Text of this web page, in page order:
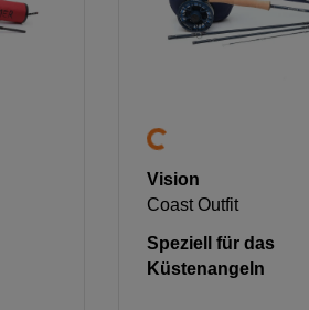
Vision
Coast Outfit
Speziell für das
Küstenangeln